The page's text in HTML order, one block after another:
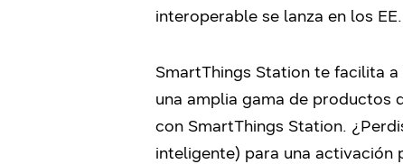
interoperable se lanza en los
SmartThings Station te facilita
una amplia gama de productos
con SmartThings Station.
inteligente) para una activación